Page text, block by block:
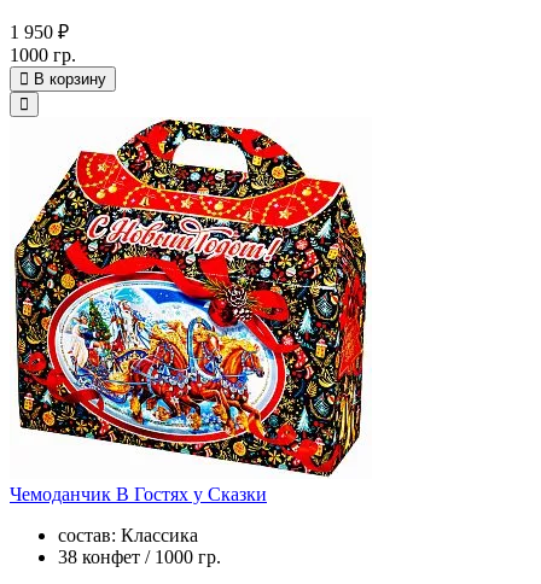
1 950 ₽
1000 гр.
В корзину
Чемоданчик В Гостях у Сказки
состав: Классика
38 конфет / 1000 гр.